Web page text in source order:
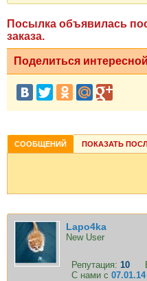
Посылка объявилась
заказа.
Поделиться
СООБЩЕНИЙ ПОКАЗАТЬ
Lapo4ka
New User
Репутация: 10
С нами с 07.01.14